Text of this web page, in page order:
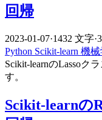
回帰
2023-01-07·1432 文字·
Python Scikit-learn 機械
Scikit-learnのLassoク
す。
Scikit-learnの